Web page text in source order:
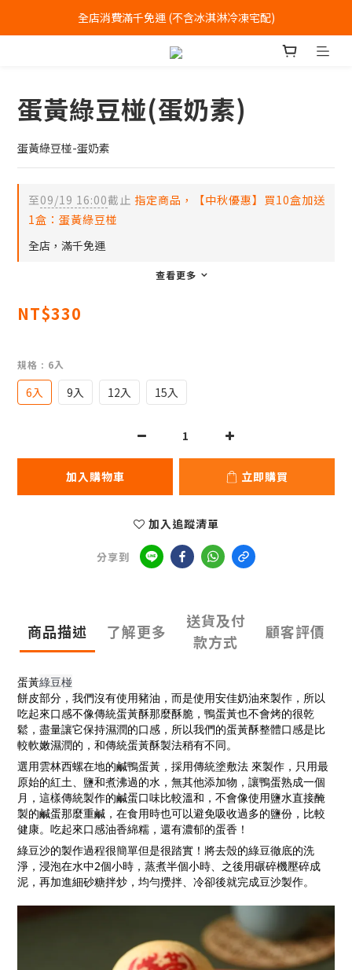
全店消費滿千免運 (不含冰淇淋冷凍宅配)
全店消費滿千免運 (不含冰淇淋冷凍宅配)
中式喜餅每消費滿一萬元，加贈2個一斤大餅
蛋黃綠豆椪(蛋奶素)
蛋黃綠豆椪-蛋奶素
至09/19 16:00截止 指定商品，【中秋優惠】買10盒加送
1盒：蛋黃綠豆椪
全店，滿千免運
查看更多
NT$330
規格 : 6入
6入 9入 12入 15入
加入購物車 立即購買
加入追蹤清單
分享到
商品描述 了解更多
送貨及付
款方式
顧客評價
蛋黃綠豆椪
餅皮部分，我們沒有使用豬油，而是使用安佳奶油來製作，所以
吃起來口感不像傳統蛋黃酥那麼酥脆，鴨蛋黃也不會烤的很乾
鬆，盡量讓它保持濕潤的口感，所以我們的蛋黃酥整體口感是比
較軟嫩濕潤的，和傳統蛋黃酥製法稍有不同。
選用雲林西螺在地的鹹鴨蛋黃，採用傳統塗敷法 來製作，只用最
原始的紅土、鹽和煮沸過的水，無其他添加物，讓鴨蛋熟成一個
月，這樣傳統製作的鹹蛋口味比較溫和，不會像使用鹽水直接醃
製的鹹蛋那麼重鹹，在食用時也可以避免吸收過多的鹽份，比較
健康。吃起來口感油香綿糯，還有濃郁的蛋香！
綠豆沙的製作過程很簡單但是很踏實！將去殼的綠豆徹底的洗
淨，浸泡在水中2個小時，蒸煮半個小時、之後用碾碎機壓碎成
泥，再加進細砂糖拌炒，均勻攪拌、冷卻後就完成豆沙製作。